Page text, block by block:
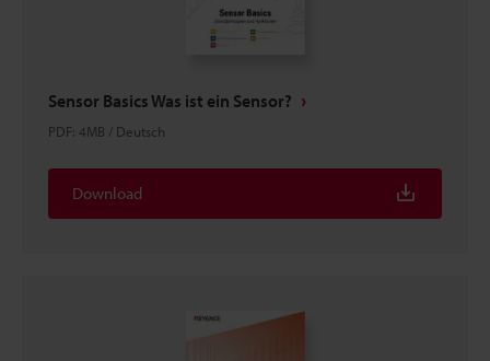
Sensor Basics Was ist ein Sensor?
PDF: 4MB / Deutsch
Download